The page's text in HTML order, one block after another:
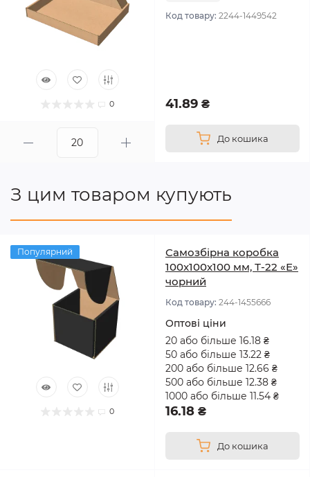
0
Код товару: 2244-1449542
41.89 ₴
До кошика
З цим товаром купують
Популярний
0
Самозбірна коробка
100x100x100 мм, Т-22 «Е»
чорний
Код товару: 244-1455666
Оптові ціни
20 або більше 16.18 ₴
50 або більше 13.22 ₴
200 або більше 12.66 ₴
500 або більше 12.38 ₴
1000 або більше 11.54 ₴
16.18 ₴
До кошика